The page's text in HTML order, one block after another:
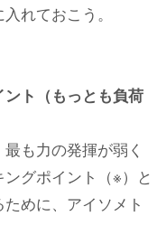
れておこう。
ト（もっとも負荷
も力の発揮が弱く
グポイント（※）と
めに、アイソメト